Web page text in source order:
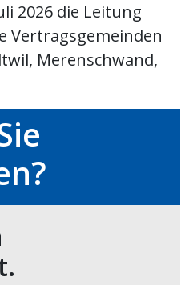
2026 die Leitung
Vertragsgemeinden
Merenschwand,